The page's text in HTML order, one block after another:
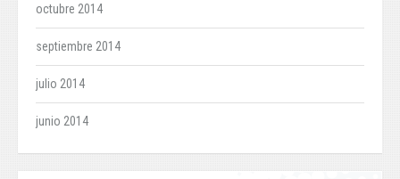
octubre 2014
septiembre 2014
julio 2014
junio 2014